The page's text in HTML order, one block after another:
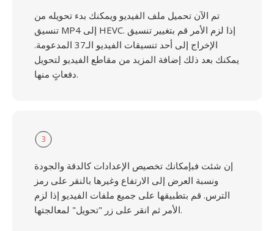
تم الآن تحميل ملف الفيديو ويمكنك بدء تحويله من
تنسيق MP4 إلى HEVC. إذا لزم الأمر قم بتغيير تنسيق
الإخراج إلى أحد تنسيقات الفيديو الـ37 المدعومة.
يمكنك بعد ذلك إضافة المزيد من مقاطع الفيديو لتحويل
دفعاتٍ منها.
3
إن شئت فبإمكانك تخصيص الإعدادات كالدقة والجودة
ونسبة العرض إلى الارتفاع وغيرها بالنقر على رمز
الترس. قم بتطبيقها على جميع ملفات الفيديو إذا لزم
الأمر ثم انقر على زر "تحويل" لمعالجتها.